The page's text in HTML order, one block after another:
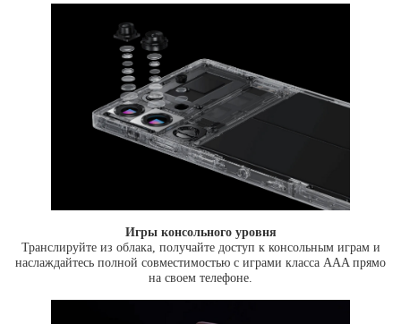
Игры консольного уровня
Транслируйте из облака, получайте доступ к консольным играм и
наслаждайтесь полной совместимостью с играми класса AAA прямо
на своем телефоне.